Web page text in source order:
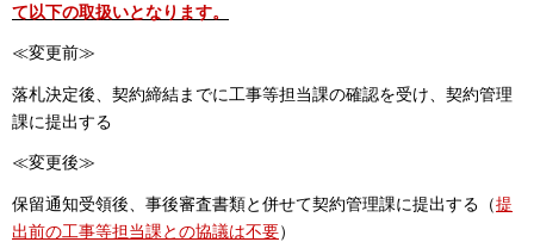
て以下の取扱いとなります。
≪変更前≫
落札決定後、契約締結までに工事等担当課の確認を受け、契約管理
課に提出する
≪変更後≫
保留通知受領後、事後審査書類と併せて契約管理課に提出する（提
出前の工事等担当課との協議は不要）